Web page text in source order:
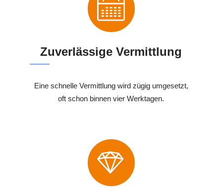
Zuverlässige Vermittlung
Eine schnelle Vermittlung wird zügig umgesetzt,
oft schon binnen vier Werktagen.